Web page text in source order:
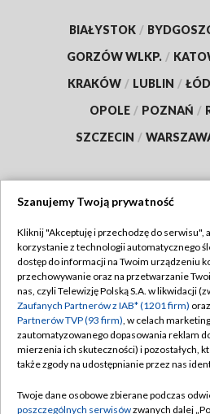
BIAŁYSTOK /
GORZÓW WLKP. /
KRAKÓW / LUBLIN /
OPOLE / POZNAŃ /
SZCZECIN /
TVP
Abonament TVP
Emisja w TVP
Centrum informacji TVP
Naziemna Telewizja Cyfrowa
Rada Programowa
Regulamin
Polityka
Moje
Pomoc
Szanujemy Twoją prywatność
Kliknij "Akceptuję i przechodzę do serwisu",
korzystanie z technologii automatycznego
dostęp do informacji na Twoim urządzeniu
przechowywanie oraz na przetwarzanie
nas, czyli Telewizję Polską S.A. w likwidacji
Zaufanych Partnerów z IAB* (1201 firm)
Partnerów TVP (93 firm), w celach
zautomatyzowanego dopasowania reklam
mierzenia ich skuteczności) i pozostałych,
także zgody na udostępnianie przez nas
Twoje dane osobowe zbierane podczas
poszczególnych serwisówzwanych dalej